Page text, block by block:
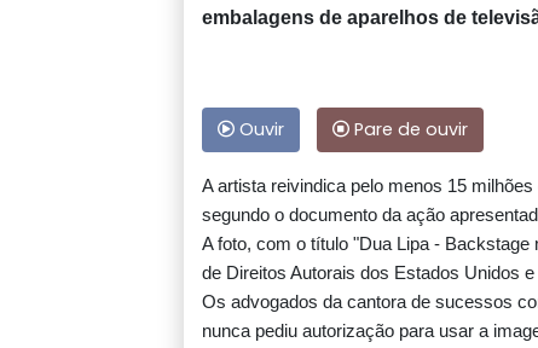
embalagens de aparelhos de
Ouvir Pare de ouvir
A artista reivindica pelo menos 15
segundo o documento da ação
A foto, com o título "Dua Lipa -
de Direitos Autorais dos Estados Unidos
Os advogados da cantora de sucessos
nunca pediu autorização para usar a